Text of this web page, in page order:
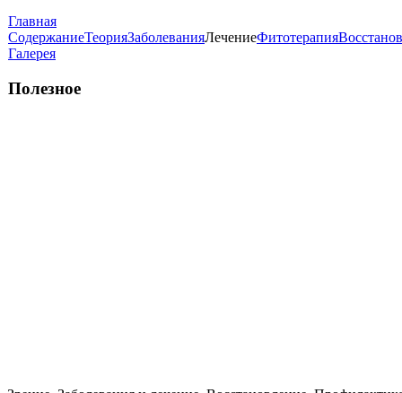
Главная
СодержаниеТеорияЗаболеванияЛечениеФитотерапия
Галерея
Полезное